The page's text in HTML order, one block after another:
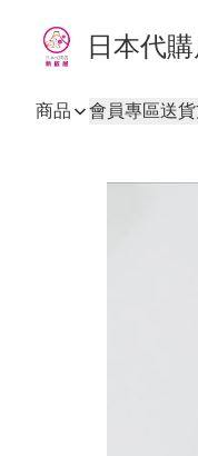
日本代
商品 會員專區送